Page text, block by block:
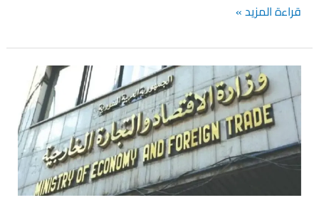
قراءة المزيد »
وزارة
الاقتصاد
توضح
الاسس
التي
ارتكزت